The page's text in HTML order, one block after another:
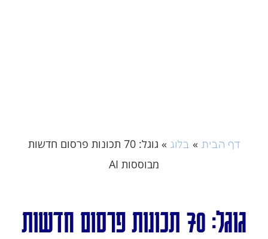
דף הבית » בלוג »
גוגל: 70 תכונות פרסום חדשות
מבוססות AI
גוגל: 70 תכונות פרסום חדשות